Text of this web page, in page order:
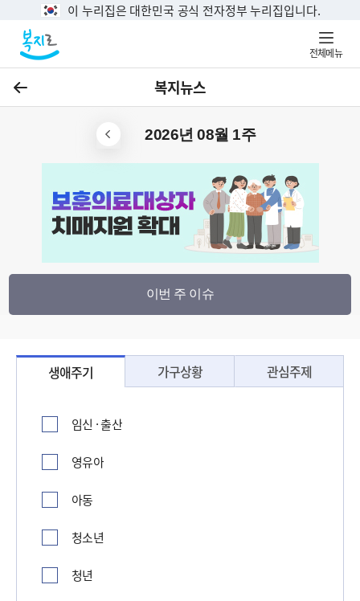
이 누리집은 대한민국 공식 전자정부 누리집입니다.
전체메뉴
이전 복지뉴스
생애주기 가구상황 관심주제
임신 · 출산
영유아
아동
청소년
청년